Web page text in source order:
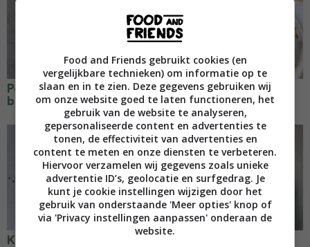
Pompoen-aranchini met
bonenguacamole
Filodeegtaart met
lente-ui en sriracha
Kurkuma falafel
Food and Friends gebruikt cookies (en
vergelijkbare technieken) om informatie op te
slaan en in te zien. Deze gegevens gebruiken wij
om onze website goed te laten functioneren, het
gebruik van de website te analyseren,
gepersonaliseerde content en advertenties te
tonen, de effectiviteit van advertenties en
content te meten en onze diensten te verbeteren.
Hiervoor verzamelen wij gegevens zoals unieke
advertentie ID’s, geolocatie en surfgedrag. Je
kunt je cookie instellingen wijzigen door het
gebruik van onderstaande 'Meer opties' knop of
via 'Privacy instellingen aanpassen' onderaan de
website.